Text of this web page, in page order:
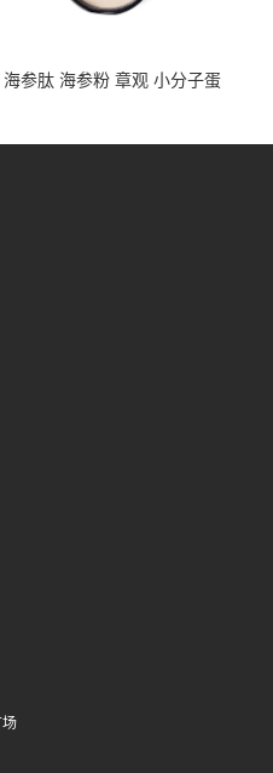
海参肽 海参粉 章观 小分子蛋